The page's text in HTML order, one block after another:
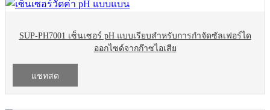
SUP-PH7001 เซ็นเซอร์ pH แบบเรียบสำหรับการกำจัดซัลเฟอร์ได
ออกไซด์จากก๊าซไอเสีย
แชทสด